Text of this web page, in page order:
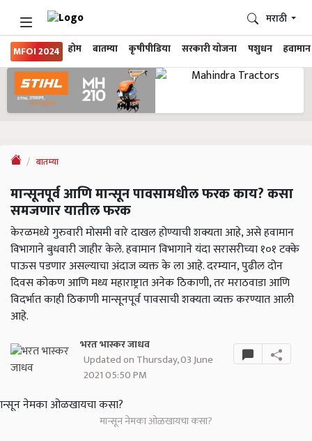
MFOI 2024 होम बातम्या कृषीपीडिया सरकारी योजना पशुधन हवामान
मराठी
बातम्या
मान्सूनपूर्व आणि मान्सून पावसामधील फरक काय? कसा
समजणार यातील फरक
केरळमध्ये गुरुवारी मोसमी वारे दाखल होण्याची शक्यता आहे, असे हवामान
विभागाने बुधवारी जाहीर केले. हवामान विभागाने यंदा सरासरीच्या १०१ टक्के
पाऊस पडणार असल्याचा अंदाज व्यक्त के ला आहे. दरम्यान, पुढील दोन
दिवस कोकण आणि मध्य महाराष्ट्रात अनेक ठिकाणी, तर मराठवाडा आणि
विदर्भात काही ठिकाणी मान्सूनपूर्व पावसाची शक्यता व्यक्त करण्यात आली
आहे.
भरत भास्कर जाधव
Updated on Thursday, 03 June
2021 05:50 PM
मान्सून नेमका ओळखायचा कसा?